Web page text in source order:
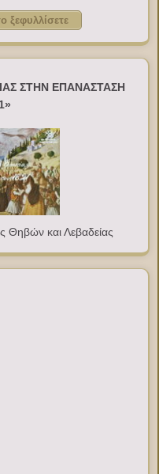
ξεφυλλίσετε
ΣΤΗΝ ΕΠΑΝΑΣΤΑΣΗ
Θηβών και Λεβαδείας